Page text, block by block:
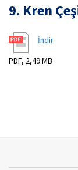
9. Kren
İndir
PDF, 2,49 MB